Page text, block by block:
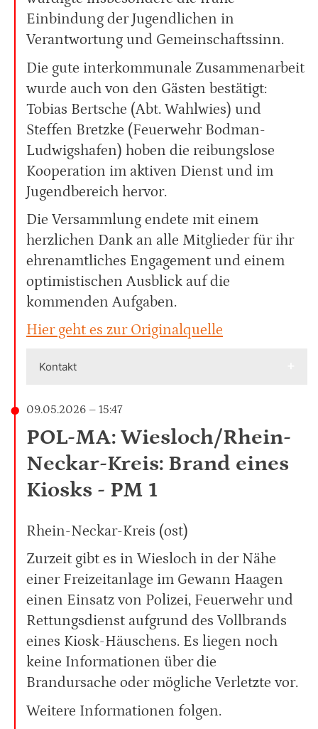
Einbindung der Jugendlichen in
Verantwortung und Gemeinschaftssinn.
Die gute interkommunale Zusammenarbeit
wurde auch von den Gästen bestätigt:
Tobias Bertsche (Abt. Wahlwies) und
Steffen Bretzke (Feuerwehr Bodman-
Ludwigshafen) hoben die reibungslose
Kooperation im aktiven Dienst und im
Jugendbereich hervor.
Die Versammlung endete mit einem
herzlichen Dank an alle Mitglieder für ihr
ehrenamtliches Engagement und einem
optimistischen Ausblick auf die
kommenden Aufgaben.
Hier geht es zur Originalquelle
Kontakt
09.05.2026 – 15:47
POL-MA: Wiesloch/Rhein-
Neckar-Kreis: Brand eines
Kiosks - PM 1
Rhein-Neckar-Kreis (ost)
Zurzeit gibt es in Wiesloch in der Nähe
einer Freizeitanlage im Gewann Haagen
einen Einsatz von Polizei, Feuerwehr und
Rettungsdienst aufgrund des Vollbrands
eines Kiosk-Häuschens. Es liegen noch
keine Informationen über die
Brandursache oder mögliche Verletzte vor.
Weitere Informationen folgen.